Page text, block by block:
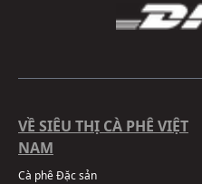
VỀ SIÊU THỊ CÀ PHÊ VIỆT
NAM
Cà phê Đặc sản